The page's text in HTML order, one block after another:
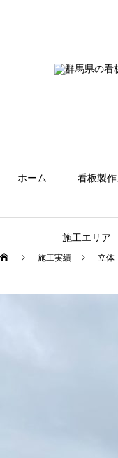
ホーム 看板製
施工エリア
施工実績 立体